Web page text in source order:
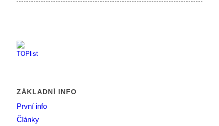
ZÁKLADNÍ INFO
První info
Články